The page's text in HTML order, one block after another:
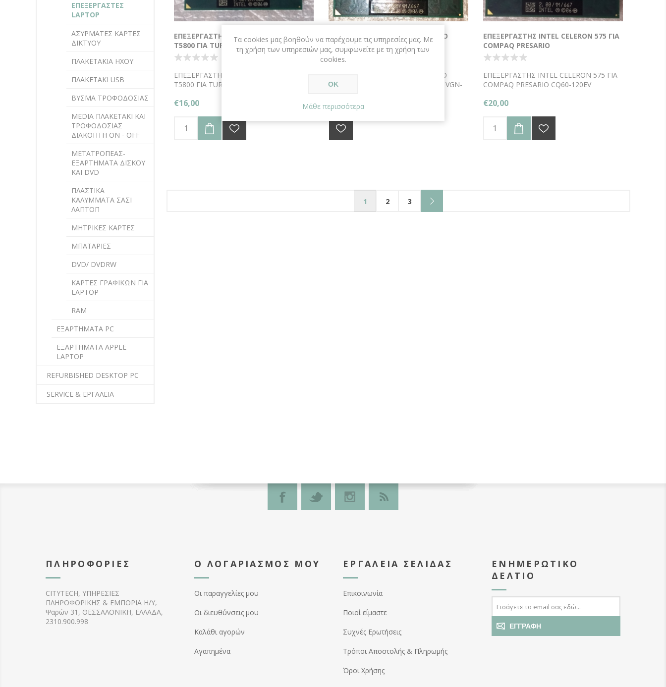
ΕΠΕΞΕΡΓΑΣΤΗΣ INTEL CORE 2 DUO
T5800 ΓΙΑ TURBO-X
ΕΠΕΞΕΡΓΑΣΤΗΣ INTEL CORE 2 DUO
T5800 ΓΙΑ TURBO-X M765S
€16,00
ΕΠΕΞΕΡΓΑΣΤΗΣ INTEL CORE 2 DUO
T7200 FOR SONY VAIO
ΕΠΕΞΕΡΓΑΣΤΗΣ INTEL CORE 2 DUO
T7200 FOR SONY VAIO PCG-6Q2M, VGN-
€19,00
ΕΠΕΞΕΡΓΑΣΤΗΣ INTEL CELERON 575 ΓΙΑ
COMPAQ PRESARIO
ΕΠΕΞΕΡΓΑΣΤΗΣ INTEL CELERON 575 ΓΙΑ
COMPAQ PRESARIO CQ60-120EV
€20,00
1 2 3
ΕΠΕΞΕΡΓΑΣΤΕΣ
LAPTOP
ΑΣΥΡΜΑΤΕΣ ΚΑΡΤΕΣ
ΔΙΚΤΥΟΥ
ΠΛΑΚΕΤΑΚΙΑ ΗΧΟΥ
ΠΛΑΚΕΤΑΚΙ USB
ΒΥΣΜΑ ΤΡΟΦΟΔΟΣΙΑΣ
MEDIA ΠΛΑΚΕΤΑΚΙ KAI
ΤΡΟΦΟΔΟΣΙΑΣ
ΔΙΑΚΟΠΤΗ ON - OFF
ΜΕΤΑΤΡΟΠΕΑΣ-
ΕΞΑΡΤΗΜΑΤΑ ΔΙΣΚΟΥ
KAI DVD
ΠΛΑΣΤΙΚΑ
ΚΑΛΥΜΜΑΤΑ ΣΑΣΙ
ΛΑΠΤΟΠ
ΜΗΤΡΙΚΕΣ ΚΑΡΤΕΣ
ΜΠΑΤΑΡΙΕΣ
DVD/ DVDRW
ΚΑΡΤΕΣ ΓΡΑΦΙΚΩΝ ΓΙΑ
LAPTOP
RAM
ΕΞΑΡΤΗΜΑΤΑ PC
ΕΞΑΡΤΗΜΑΤΑ APPLE
LAPTOP
REFURBISHED DESKTOP PC
SERVICE & ΕΡΓΑΛΕΙΑ
ΠΛΗΡΟΦΟΡΊΕΣ
CITYTECH, ΥΠΗΡΕΣΙΕΣ
ΠΛΗΡΟΦΟΡΙΚΗΣ & ΕΜΠΟΡΙΑ Η/Υ,
Ψαρών 31, ΘΕΣΣΑΛΟΝΙΚΗ, ΕΛΛΑΔΑ,
2310.900.998
Ο ΛΟΓΑΡΙΑΣΜΌΣ ΜΟΥ
Οι παραγγελίες μου
Οι διευθύνσεις μου
Καλάθι αγορών
Αγαπημένα
ΕΡΓΑΛΕΊΑ ΣΕΛΊΔΑΣ
Επικοινωνία
Ποιοί είμαστε
Συχνές Ερωτήσεις
Τρόποι Αποστολής & Πληρωμής
Όροι Χρήσης
ΕΝΗΜΕΡΩΤΙΚΌ
ΔΕΛΤΊΟ
ΕΓΓΡΑΦΉ
Τα cookies μας βοηθούν να παρέχουμε τις υπηρεσίες μας. Με
τη χρήση των υπηρεσιών μας, συμφωνείτε με τη χρήση των
cookies.
ΟΚ
Μάθε περισσότερα